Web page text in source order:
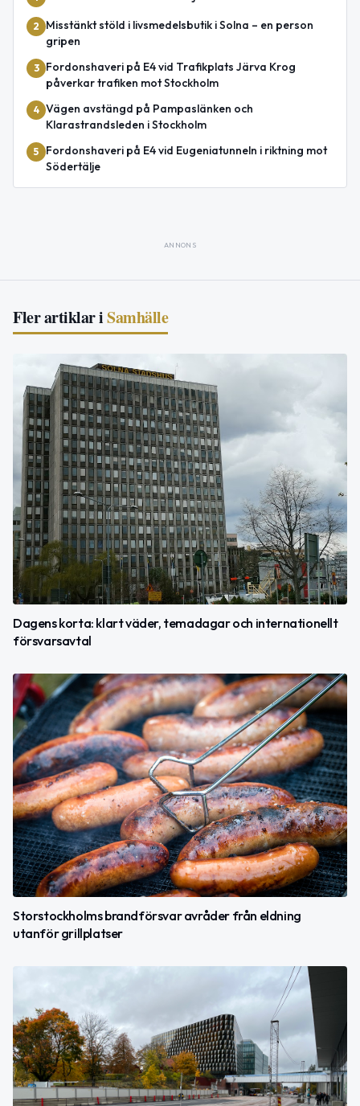
2
Misstänkt stöld i livsmedelsbutik i Solna – en person
gripen
3
Fordonshaveri på E4 vid Trafikplats Järva Krog
påverkar trafiken mot Stockholm
4 Vägen avstängd på Pampaslänken och
Klarastrandsleden i Stockholm
5
Fordonshaveri på E4 vid Eugeniatunneln i riktning mot
Södertälje
ANNONS
Fler artiklar iSamhälle
Dagens korta: klart väder, temadagar och internationellt
försvarsavtal
Storstockholms brandförsvar avråder från eldning
utanför grillplatser